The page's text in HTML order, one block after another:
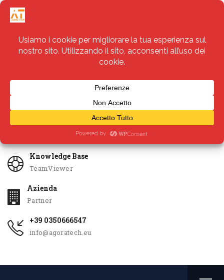
Servizi
Knowledge Base
TeamViewer
Azienda
Partner
+39 0350666547
info@agoratech.eu